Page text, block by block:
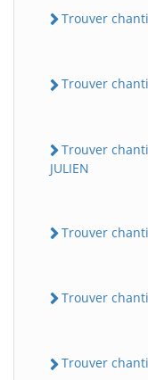
Trouver
Trouver
Trouver
JULIEN
Trouver
Trouver
Trouver